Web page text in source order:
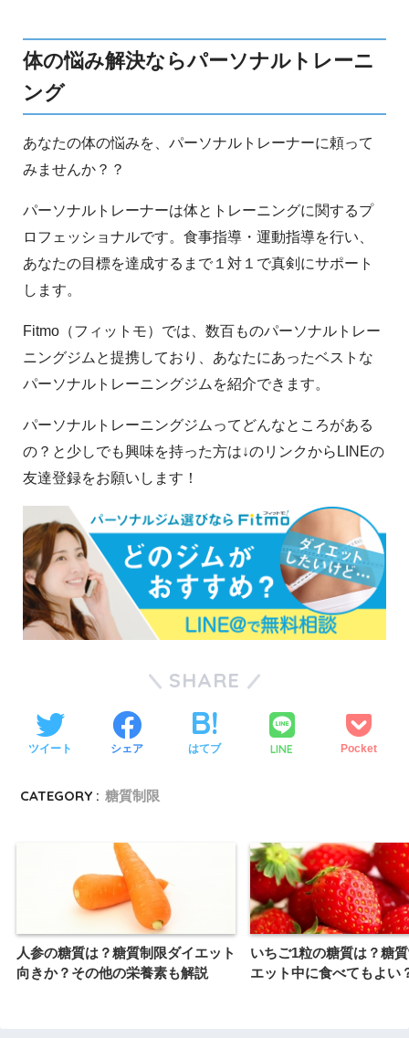
体の悩み解決ならパーソナルトレーニ
ング
あなたの体の悩みを、パーソナルトレーナーに頼って
みませんか？？
パーソナルトレーナーは体とトレーニングに関するプ
ロフェッショナルです。食事指導・運動指導を行い、
あなたの目標を達成するまで１対１で真剣にサポート
します。
Fitmo（フィットモ）では、数百ものパーソナルトレー
ニングジムと提携しており、あなたにあったベストな
パーソナルトレーニングジムを紹介できます。
パーソナルトレーニングジムってどんなところがある
の？と少しでも興味を持った方は↓のリンクからLINEの
友達登録をお願いします！
SHARE
ツイート シェア はてブ LINE Pocket
CATEGORY : 糖質制限
人参の糖質は？糖質制限ダイエット
向きか？その他の栄養素も解説
いちご1粒の糖質は？糖
エット中に食べてもよい